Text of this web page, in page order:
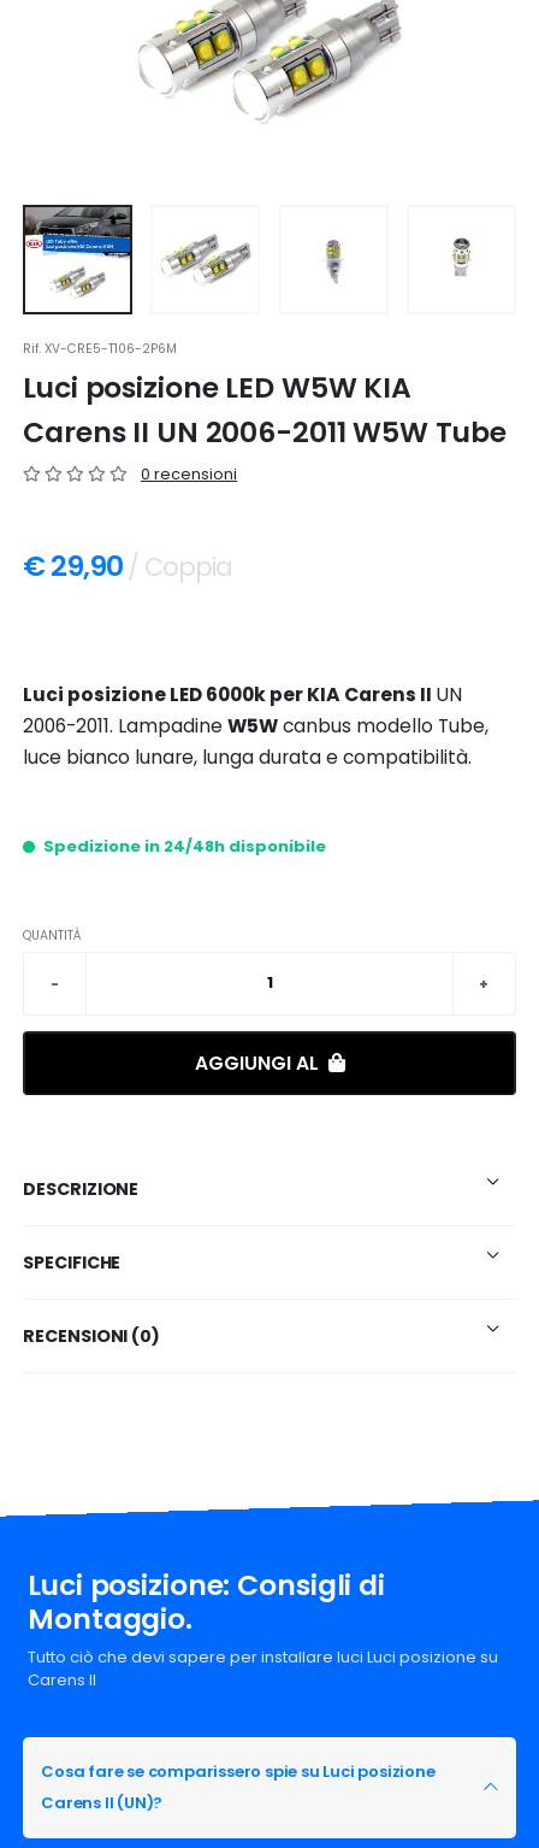
Rif.XV-CRE5-T106-2P6M
Luci posizione LED W5W KIA
Carens II UN 2006-2011 W5W Tube
0 recensioni
€ 29,90 / Coppia
Luci posizione LED 6000k per KIA Carens II UN
2006-2011. LampadineW5Wcanbus modello Tube,
luce bianco lunare, lunga durata e compatibilità.
Spedizione in 24/48h disponibile
QUANTITÀ
AGGIUNGI AL
DESCRIZIONE
SPECIFICHE
RECENSIONI (0)
Luci posizione: Consigli di
Montaggio.
Tutto ciò che devi sapere per installare luci Luci posizione su
Carens II
Cosa fare se comparissero spie su Luci posizione
Carens II (UN)?